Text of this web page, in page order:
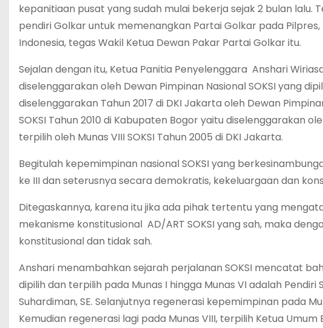
kepanitiaan pusat yang sudah mulai bekerja sejak 2 bulan lalu.
pendiri Golkar untuk memenangkan Partai Golkar pada
Indonesia, tegas Wakil Ketua Dewan Pakar Partai Golkar itu.
Sejalan dengan itu, Ketua Panitia Penyelenggara Anshari
diselenggarakan oleh Dewan Pimpinan Nasional SOKSI yang
diselenggarakan Tahun 2017 di DKI Jakarta oleh Dewan
SOKSI Tahun 2010 di Kabupaten Bogor yaitu diselenggarakan
terpilih oleh Munas VIII SOKSI Tahun 2005 di DKI Jakarta.
Begitulah kepemimpinan nasional SOKSI yang
ke III dan seterusnya secara demokratis, kekeluargaan dan
Ditegaskannya, karena itu jika ada pihak tertentu yang
mekanisme konstitusional AD/ART SOKSI yang sah, maka
konstitusional dan tidak sah.
Anshari menambahkan sejarah perjalanan SOKSI mencatat
dipilih dan terpilih pada Munas I hingga Munas VI adalah Pendiri
Suhardiman, SE. Selanjutnya regenerasi kepemimpinan pada
Kemudian regenerasi lagi pada Munas VIII, terpilih Ketua